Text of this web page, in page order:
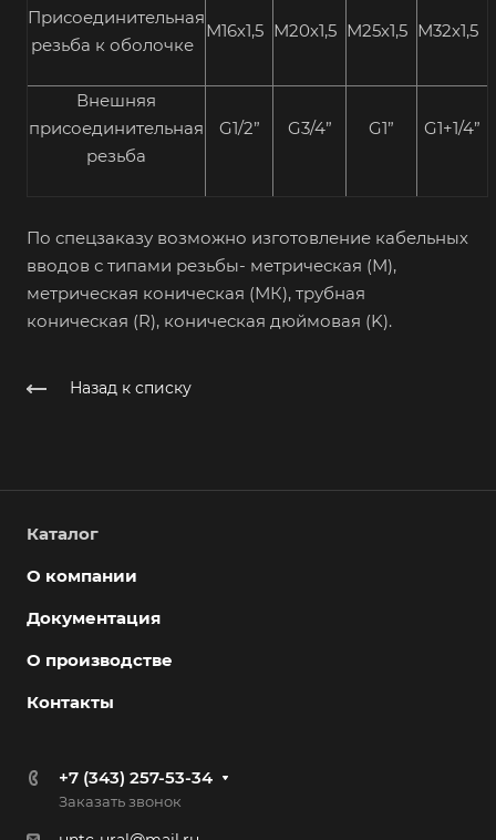
Присоединительная
резьба к оболочке
М16х1,5 М20х1,5 М25х1,5 М32х1,5
Внешняя
присоединительная
резьба
G1/2” G3/4” G1” G1+1/4”
По спецзаказу возможно изготовление кабельных
вводов с типами резьбы- метрическая (М),
метрическая коническая (МК), трубная
коническая (R), коническая дюймовая (K).
Назад к списку
Каталог
О компании
Документация
О производстве
Контакты
+7 (343) 257-53-34
Заказать звонок